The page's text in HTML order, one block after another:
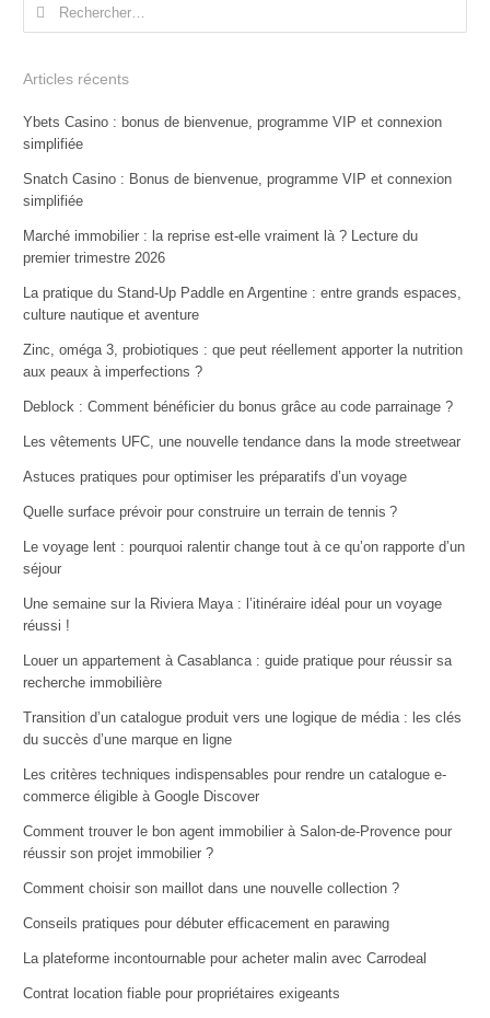
Rechercher :
Articles récents
Ybets Casino : bonus de bienvenue, programme VIP et connexion
simplifiée
Snatch Casino : Bonus de bienvenue, programme VIP et connexion
simplifiée
Marché immobilier : la reprise est-elle vraiment là ? Lecture du
premier trimestre 2026
La pratique du Stand-Up Paddle en Argentine : entre grands espaces,
culture nautique et aventure
Zinc, oméga 3, probiotiques : que peut réellement apporter la nutrition
aux peaux à imperfections ?
Deblock : Comment bénéficier du bonus grâce au code parrainage ?
Les vêtements UFC, une nouvelle tendance dans la mode streetwear
Astuces pratiques pour optimiser les préparatifs d’un voyage
Quelle surface prévoir pour construire un terrain de tennis ?
Le voyage lent : pourquoi ralentir change tout à ce qu’on rapporte d’un
séjour
Une semaine sur la Riviera Maya : l’itinéraire idéal pour un voyage
réussi !
Louer un appartement à Casablanca : guide pratique pour réussir sa
recherche immobilière
Transition d’un catalogue produit vers une logique de média : les clés
du succès d’une marque en ligne
Les critères techniques indispensables pour rendre un catalogue e-
commerce éligible à Google Discover
Comment trouver le bon agent immobilier à Salon-de-Provence pour
réussir son projet immobilier ?
Comment choisir son maillot dans une nouvelle collection ?
Conseils pratiques pour débuter efficacement en parawing
La plateforme incontournable pour acheter malin avec Carrodeal
Contrat location fiable pour propriétaires exigeants